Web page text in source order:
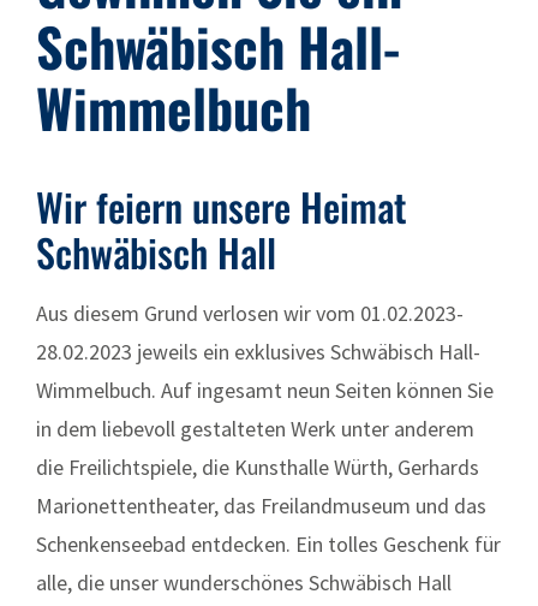
Schwäbisch Hall-
Wimmelbuch
Wir feiern unsere Heimat
Schwäbisch Hall
Aus diesem Grund verlosen wir vom 01.02.2023-
28.02.2023 jeweils ein exklusives Schwäbisch Hall-
Wimmelbuch. Auf ingesamt neun Seiten können Sie
in dem liebevoll gestalteten Werk unter anderem
die Freilichtspiele, die Kunsthalle Würth, Gerhards
Marionettentheater, das Freilandmuseum und das
Schenkenseebad entdecken. Ein tolles Geschenk für
alle, die unser wunderschönes Schwäbisch Hall